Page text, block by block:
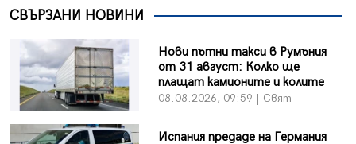
СВЪРЗАНИ НОВИНИ
Нови пътни такси в Румъния
от 31 август: Колко ще
плащат камионите и колите
08.08.2026, 09:59 | Свят
Испания предаде на Германия